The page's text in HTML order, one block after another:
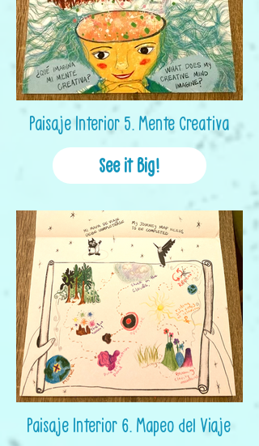
Paisaje Interior 5. Mente Creativa
See it Big!
Paisaje Interior 6. Mapeo del Viaje